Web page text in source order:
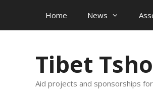
content
Home News
Tibet
Aid projects and sponsorships